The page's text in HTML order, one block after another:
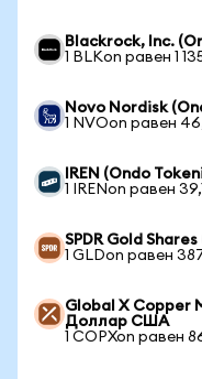
Blackrock, Inc.
1 BLKon равен 1
Novo Nordisk
1 NVOon равен
IREN (Ondo
1 IRENon равен
SPDR Gold
1 GLDon равен
Global X Copper
Доллар США
1 COPXon равен